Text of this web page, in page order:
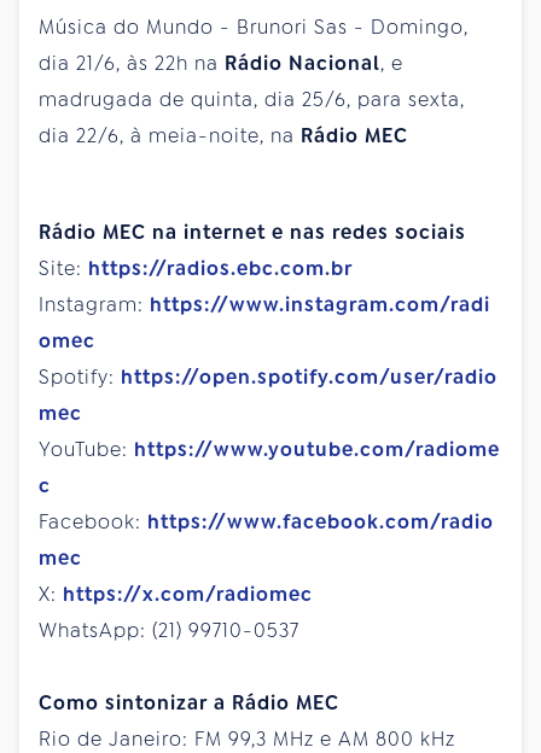
Música do Mundo - Brunori Sas - Domingo,
dia 21/6, às 22h na Rádio Nacional, e
madrugada de quinta, dia 25/6, para sexta,
dia 22/6, à meia-noite, na Rádio MEC
Rádio MEC na internet e nas redes sociais
Site: https://radios.ebc.com.br
Instagram: https://www.instagram.com/radi
omec
Spotify: https://open.spotify.com/user/radio
mec
YouTube: https://www.youtube.com/radiome
c
Facebook: https://www.facebook.com/radio
mec
X: https://x.com/radiomec
WhatsApp: (21) 99710-0537
Como sintonizar a Rádio MEC
Rio de Janeiro: FM 99,3 MHz e AM 800 kHz